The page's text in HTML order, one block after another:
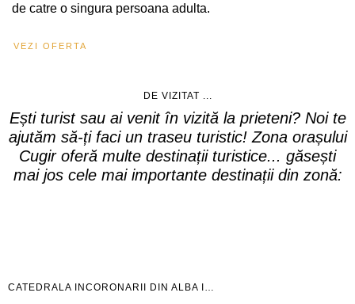
de catre o singura persoana adulta.
VEZI OFERTA
DE VIZITAT ...
Ești turist sau ai venit în vizită la prieteni? Noi te
ajutăm să-ți faci un traseu turistic! Zona orașului
Cugir oferă multe destinații turistice... găsești
mai jos cele mai importante destinații din zonă:
CATEDRALA INCORONARII DIN ALBA I…